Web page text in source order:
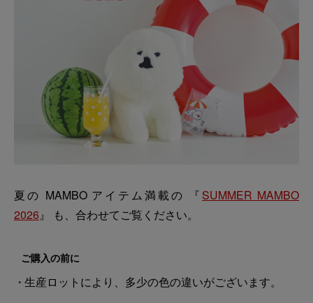
夏の MAMBO アイテム満載の 『 SUMMER MAMBO
2026』 も、合わせてご覧ください。
ご購入の前に
生産ロットにより、多少の色の違いがございます。